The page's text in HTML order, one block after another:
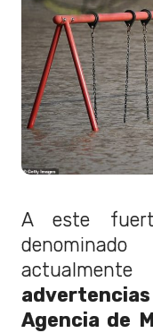
A este
denominado
Agencia de